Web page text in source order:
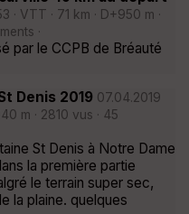
· VTT · 71 km · D+950 m ·
·
par le CCPB de Bréauté
Denis 2019 07.04.2019
m · 2810 vus · 45
St Denis à Notre Dame
la première partie
le terrain super sec,
la plaine. quelques